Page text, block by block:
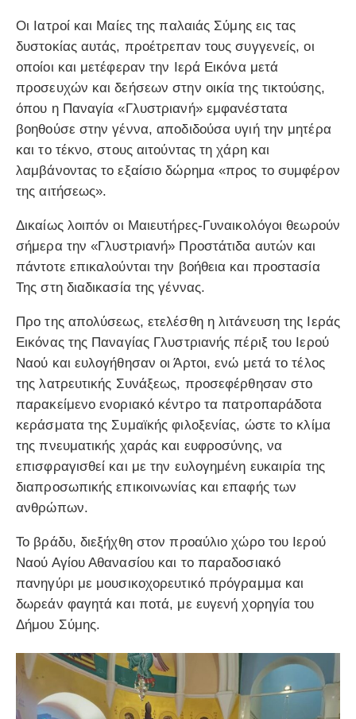
Οι Ιατροί και Μαίες της παλαιάς Σύμης εις τας
δυστοκίας αυτάς, προέτρεπαν τους συγγενείς, οι
οποίοι και μετέφεραν την Ιερά Εικόνα μετά
προσευχών και δεήσεων στην οικία της τικτούσης,
όπου η Παναγία «Γλυστριανή» εμφανέστατα
βοηθούσε στην γέννα, αποδιδούσα υγιή την μητέρα
και το τέκνο, στους αιτούντας τη χάρη και
λαμβάνοντας το εξαίσιο δώρημα «προς το συμφέρον
της αιτήσεως».
Δικαίως λοιπόν οι Μαιευτήρες-Γυναικολόγοι θεωρούν
σήμερα την «Γλυστριανή» Προστάτιδα αυτών και
πάντοτε επικαλούνται την βοήθεια και προστασία
Της στη διαδικασία της γέννας.
Προ της απολύσεως, ετελέσθη η λιτάνευση της Ιεράς
Εικόνας της Παναγίας Γλυστριανής πέριξ του Ιερού
Ναού και ευλογήθησαν οι Άρτοι, ενώ μετά το τέλος
της λατρευτικής Συνάξεως, προσεφέρθησαν στο
παρακείμενο ενοριακό κέντρο τα πατροπαράδοτα
κεράσματα της Συμαϊκής φιλοξενίας, ώστε το κλίμα
της πνευματικής χαράς και ευφροσύνης, να
επισφραγισθεί και με την ευλογημένη ευκαιρία της
διαπροσωπικής επικοινωνίας και επαφής των
ανθρώπων.
Το βράδυ, διεξήχθη στον προαύλιο χώρο του Ιερού
Ναού Αγίου Αθανασίου και το παραδοσιακό
πανηγύρι με μουσικοχορευτικό πρόγραμμα και
δωρεάν φαγητά και ποτά, με ευγενή χορηγία του
Δήμου Σύμης.